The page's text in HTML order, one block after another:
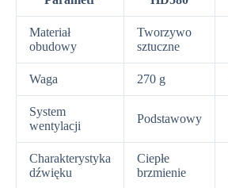
Materiał
obudowy
Tworzywo
sztuczne
Waga 270 g
System
wentylacji
Podstawowy
Charakterystyka
dźwięku
Ciepłe
brzmienie